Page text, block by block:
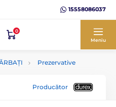
15558086037
0
Meniu
Prezervative
Producător